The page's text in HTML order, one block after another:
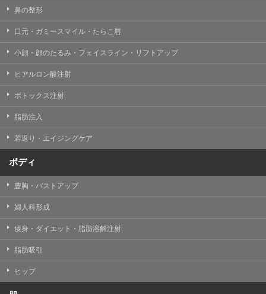
対応等のサービス提供のため
・医療サービスの提供に関する他の医療機関、検査機関
及び研究機関との連携のため
・サービス向上を目的とした医療サービス・販売する医
療関連商品に関する患者様へのアンケートの送受信及び
これに付随する諸対応のため
・Cookie等の技術を用いたアクセス履歴、閲覧記録等に
関する情報の収集、分析
・閲覧記録等から趣味・嗜好を分析した情報を使用して
の広告に利用するため
め
・患者様のサービス利用状況の分析及び症例研究のため
・広告、宣伝、マーケティングのため
【個人情報の管理体制について】
TCBグループは、取り扱う個人情報を、厳正な管理の下
に蓄積・保管し、当該個人情報への不正アクセス・紛
失・破壊・改ざんおよび漏洩等を防止するため、必要か
鼻の整形
口元・ガミースマイル・たらこ唇
小顔・顔のたるみ・フェイスライン・リフトアップ
ヒアルロン酸注射
ボトックス注射
脂肪注入
若返り・エイジングケア
ボディ
豊胸・バストアップ
婦人科形成
痩身・ダイエット・脂肪溶解注射
脂肪吸引
ヒップ